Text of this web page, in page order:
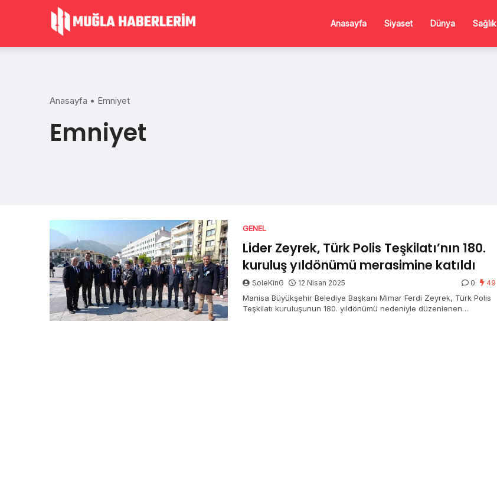
Anasayfa Siyaset Dünya Sağlık
Anasayfa • Emniyet
Emniyet
GENEL
Lider Zeyrek, Türk Polis Teşkilatı’nın 180.
kuruluş yıldönümü merasimine katıldı
SoleKinG 12 Nisan 2025 0 49
Manisa Büyükşehir Belediye Başkanı Mimar Ferdi Zeyrek, Türk Polis
Teşkilatı kuruluşunun 180. yıldönümü nedeniyle düzenlenen